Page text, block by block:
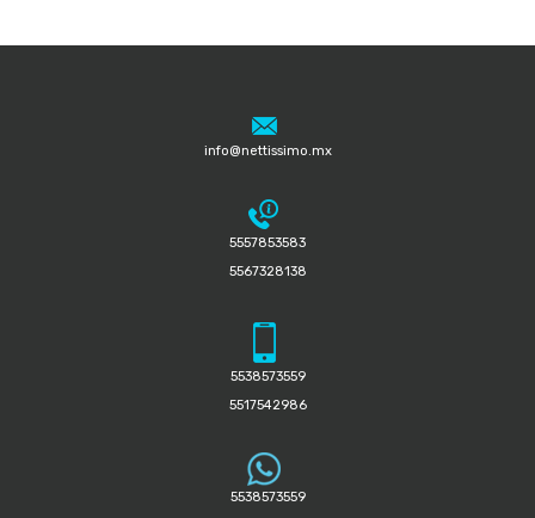
info@nettissimo.mx
5557853583
5567328138
5538573559
5517542986
5538573559